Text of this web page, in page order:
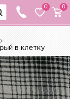
0 0
в клетку